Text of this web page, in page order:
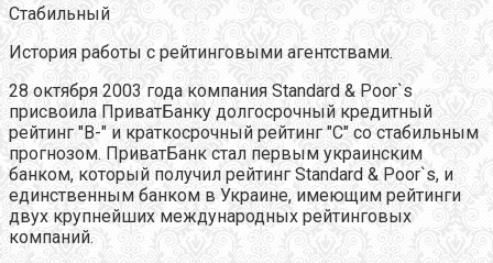
Стабильный
История работы с рейтинговыми агентствами.
28 октября 2003 года компания Standard & Poor`s
присвоила ПриватБанку долгосрочный кредитный
рейтинг "В-" и краткосрочный рейтинг "С" со стабильным
прогнозом. ПриватБанк стал первым украинским
банком, который получил рейтинг Standard & Poor`s, и
единственным банком в Украине, имеющим рейтинги
двух крупнейших международных рейтинговых
компаний.